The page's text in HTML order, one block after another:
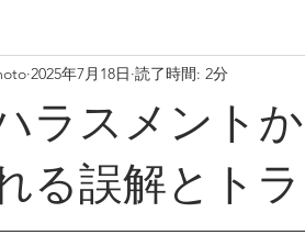
在留期間 身分系在留資格
ミュニケーション編） ホテルにおけ
ラスメント
る誤解とト
2025年7月18日 読了時間: 2分